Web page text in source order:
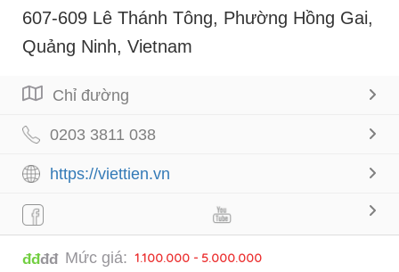
607-609 Lê Thánh Tông, Phường Hồng Gai,
Quảng Ninh, Vietnam
Chỉ đường
0203 3811 038
https://viettien.vn
đđđđ Mức giá: 1.100.000 - 5.000.000